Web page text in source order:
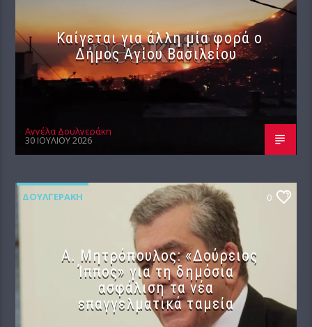
Καίγεται για άλλη μία φορά ο
Δήμος Αγίου Βασιλείου
Αγγέλα Δουλγεράκη
30 ΙΟΥΛΊΟΥ 2026
ΔΟΥΛΓΕΡΆΚΗ 0
Α. Μητρόπουλος: «Δούρειος
Ίππος» για τη δημόσια
ασφάλιση τα νέα
επαγγελματικά ταμεία